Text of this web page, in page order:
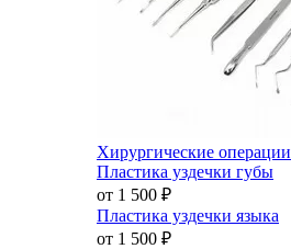
Хирургические операции
Пластика уздечки губы
от 1 500 ₽
Пластика уздечки языка
от 1 500 ₽